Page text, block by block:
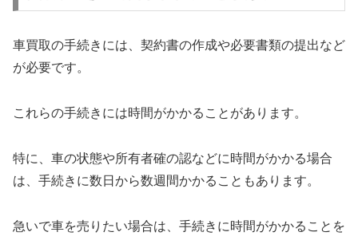
車買取の手続きには、契約書の作成や必要書類の提出など
が必要です。
これらの手続きには時間がかかることがあります。
特に、車の状態や所有者確の認などに時間がかかる場合
は、手続きに数日から数週間かかることもあります。
急いで車を売りたい場合は、手続きに時間がかかることを